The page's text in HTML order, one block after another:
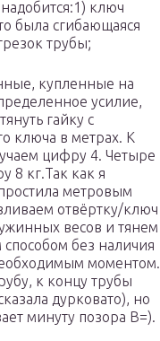
ключ
была сгибающаяся
трубы;
купленные на
усилие,
гайку с
ключа в метрах. К
цифру 4. Четыре
8 кг.Так как я
метровым
отвёртку/ключ
весов и тянем
без наличия
моментом.
к концу трубы
дурковато), но
минуту позора В=).